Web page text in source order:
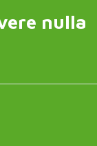
nulla